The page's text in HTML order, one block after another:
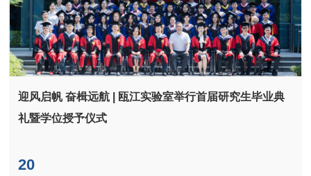
迎风启帆 奋楫远航 | 瓯江实验室举行首届研究生毕业典
礼暨学位授予仪式
20